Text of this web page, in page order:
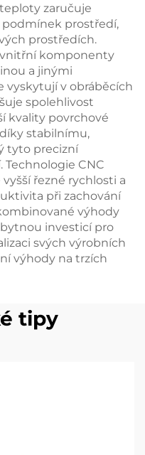
zaručuje
podmínek prostředí,
prostředích.
komponenty
a jinými
vyskytují v obráběcích
spolehlivost
kvality povrchové
stabilnímu,
tyto precizní
CNC
řezné rychlosti a
při zachování
výhody
investicí pro
svých výrobních
výhody na trzích
tipy